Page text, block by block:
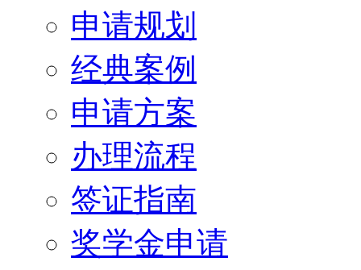
申请规划
经典案例
申请方案
办理流程
签证指南
奖学金申请